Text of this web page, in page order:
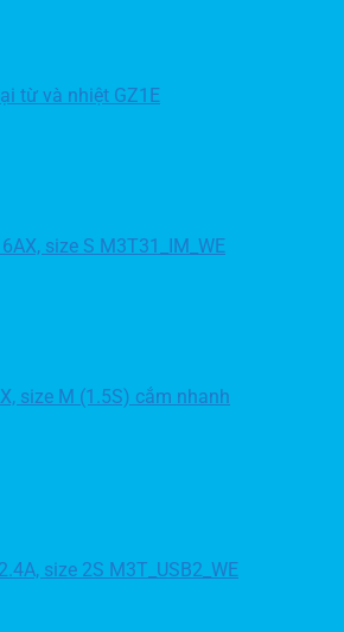
từ và nhiệt GZ1E
size S M3T31_IM_WE
size M (1.5S) cắm nhanh
size 2S M3T_USB2_WE